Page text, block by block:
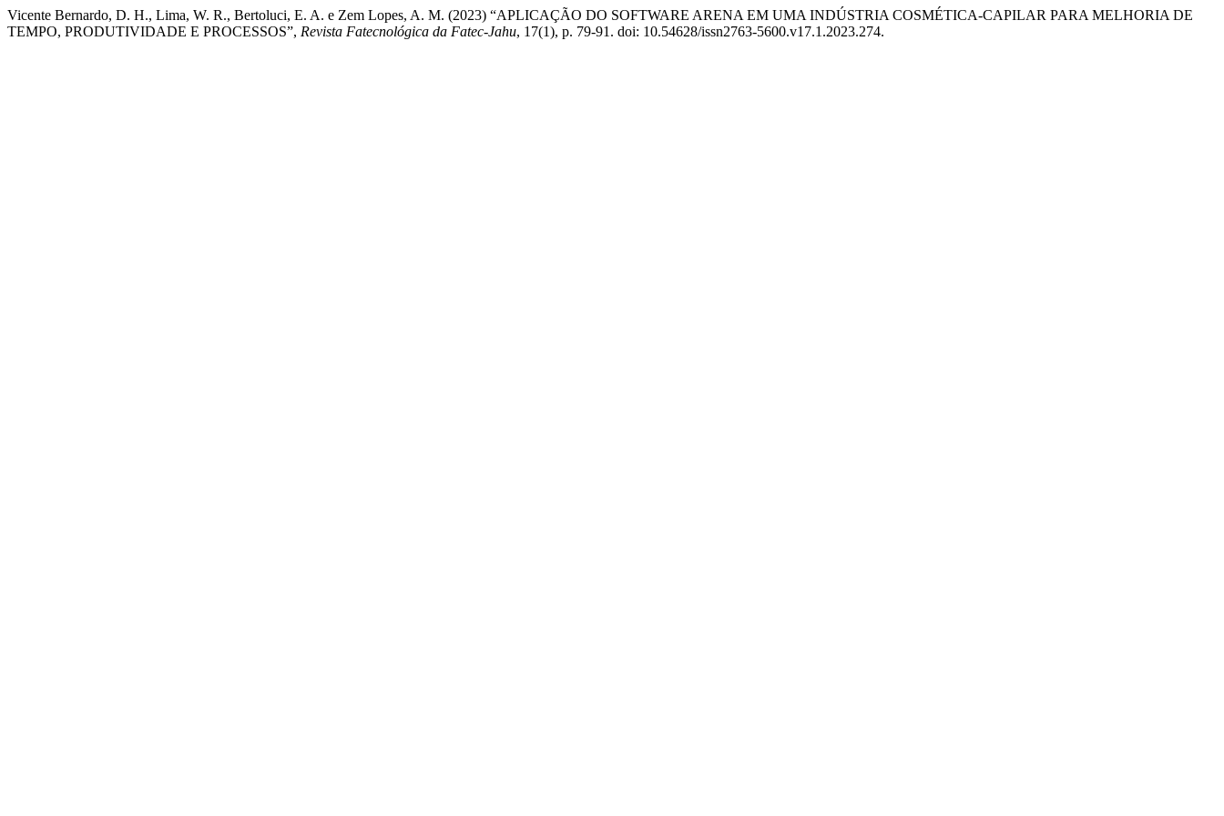
Vicente Bernardo, D. H., Lima, W. R., Bertoluci, E. A. e Zem Lopes, A. M. (2023) “APLICAÇÃO DO SOFTWARE ARENA EM UMA INDÚSTRIA COSMÉTICA-CAPILAR PARA MELHORIA DE
TEMPO, PRODUTIVIDADE E PROCESSOS”, Revista Fatecnológica da Fatec-Jahu, 17(1), p. 79-91. doi: 10.54628/issn2763-5600.v17.1.2023.274.